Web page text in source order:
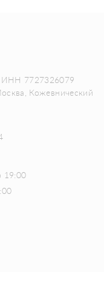
7727326079
Кожевнический
19:00